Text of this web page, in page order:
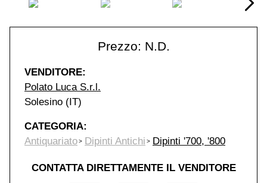
Prezzo: N.D.
VENDITORE:
Polato Luca S.r.l.
Solesino (IT)
CATEGORIA:
Antiquariato
Dipinti Antichi Dipinti '700, '800
CONTATTA DIRETTAMENTE IL VENDITORE